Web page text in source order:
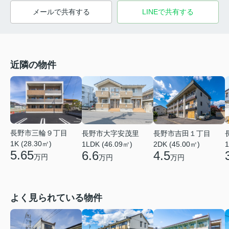
メールで共有する LINEで共有する
近隣の物件
長野市三輪９丁目
1K (28.30㎡)
5.65万円
長野市大字安茂里
1LDK (46.09㎡)
6.6万円
長野市吉田１丁目
2DK (45.00㎡)
4.5万円
よく見られている物件